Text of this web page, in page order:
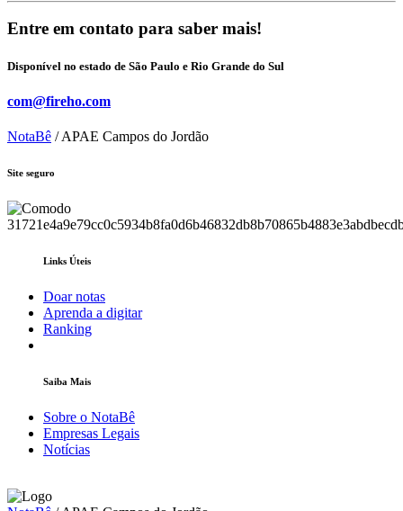
Entre em contato para saber mais!
Disponível no estado de São Paulo e Rio Grande do Sul
com@fireho.com
NotaBê / APAE Campos do Jordão
Site seguro
Links Úteis
Doar notas
Aprenda a digitar
Ranking
Saiba Mais
Sobre o NotaBê
Empresas Legais
Notícias